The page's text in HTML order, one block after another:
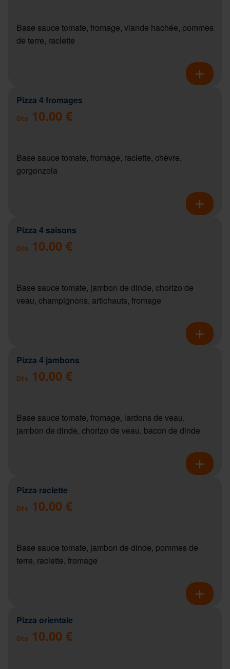
Base sauce tomate, fromage, viande hachée, pommes
de terre, raclette
Pizza 4 fromages
Dès 10.00 €
Base sauce tomate, fromage, raclette, chèvre,
gorgonzola
Pizza 4 saisons
Dès 10.00 €
Base sauce tomate, jambon de dinde, chorizo de
veau, champignons, artichauts, fromage
Pizza 4 jambons
Dès 10.00 €
Base sauce tomate, fromage, lardons de veau,
jambon de dinde, chorizo de veau, bacon de dinde
Pizza raclette
Dès 10.00 €
Base sauce tomate, jambon de dinde, pommes de
terre, raclette, fromage
Pizza orientale
Dès 10.00 €